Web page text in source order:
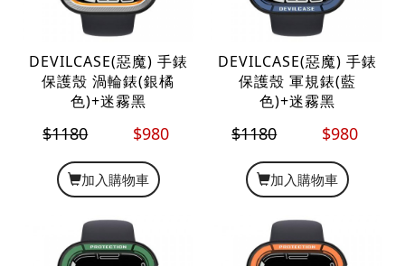
DEVILCASE(惡魔) 手錶
保護殼 渦輪錶(銀橘
色)+迷霧黑
$1180 $980
加入購物車
DEVILCASE(惡魔) 手錶
保護殼 軍規錶(藍
色)+迷霧黑
$1180 $980
加入購物車